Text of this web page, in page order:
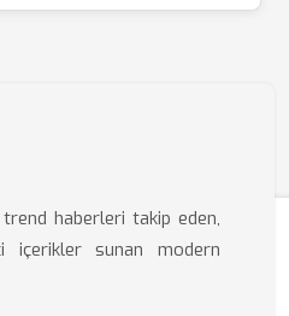
haberleri takip eden,
içerikler sunan modern